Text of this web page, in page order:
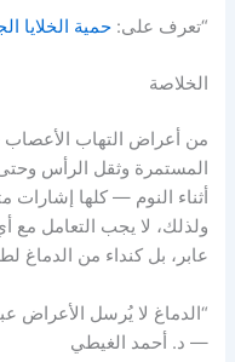
“تعرف على:حمية الخلايا
الخلاصة
من أعراض التهاب
المستمرة وثقل الرأس
أثناء النوم — كلها إشارات
ولذلك، لا يجب التعامل مع
عابر، بل كنداء من الدماغ
“الدماغ لا يُرسل الأعراض
— د. أحمد الغيطي